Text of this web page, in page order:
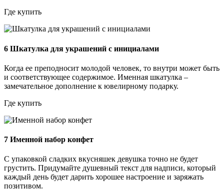
Где купить
6 Шкатулка для украшений с инициалами
Когда ее преподносит молодой человек, то внутри может быть
и соответствующее содержимое. Именная шкатулка –
замечательное дополнение к ювелирному подарку.
Где купить
7 Именной набор конфет
С упаковкой сладких вкусняшек девушка точно не будет
грустить. Придумайте душевный текст для надписи, который
каждый день будет дарить хорошее настроение и заряжать
позитивом.